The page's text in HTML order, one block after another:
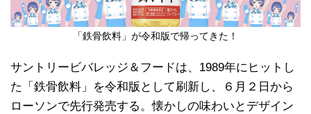
「鉄骨飲料」が令和版で帰ってきた！
サントリービバレッジ＆フードは、1989年にヒットし
た「鉄骨飲料」を令和版として刷新し、６月２日から
ローソンで先行発売する。懐かしの味わいとデザイン